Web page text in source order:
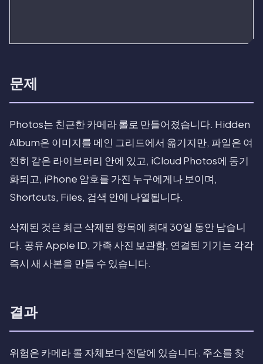
문제
Photos는 친근한 카메라 롤로 만들어졌습니다. Hidden
Album은 이미지를 메인 그리드에서 옮기지만, 파일은 여
전히 같은 라이브러리 안에 있고, iCloud Photos에 동기
화되고, iPhone 암호를 가진 누구에게나 보이며,
Shortcuts, Files, 검색 안에 나열됩니다.
삭제된 것은 최근 삭제된 항목에 최대 30일 동안 남습니
다. 공유 Apple ID, 가족 사진 보관함, 연결된 기기는 각각
즉시 새 사본을 만들 수 있습니다.
결과
위험은 카메라 롤 자체보다 전달에 있습니다. 주소를 찾